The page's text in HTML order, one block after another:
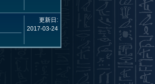
更新日:
2017-03-24